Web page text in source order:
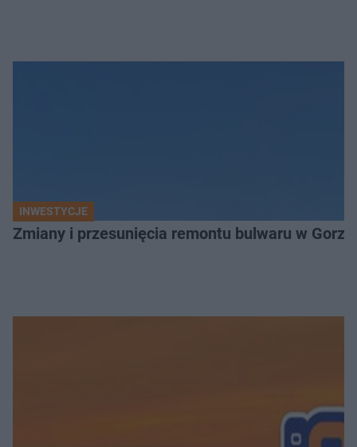
INWESTYCJE
Zmiany i przesunięcia remontu bulwaru w